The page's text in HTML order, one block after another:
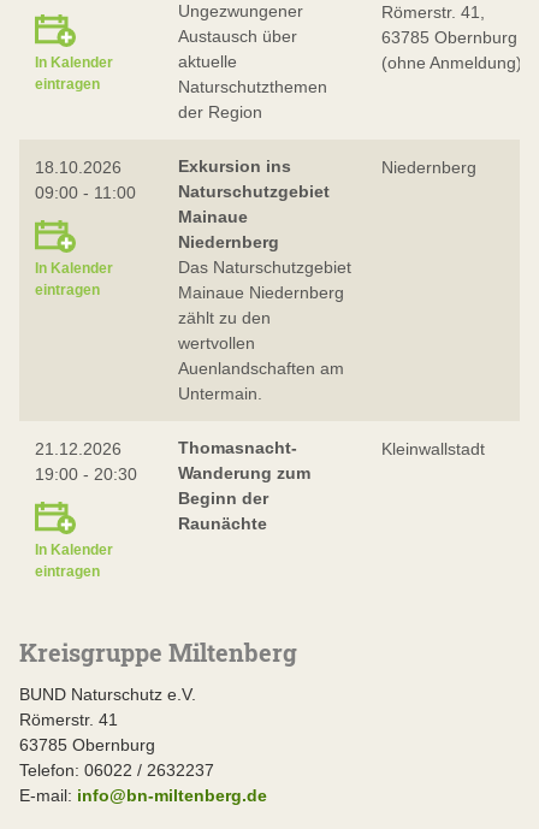
In Kalender
eintragen
Ungezwungener
Austausch über
aktuelle
Naturschutzthemen
der Region
Römerstr. 41,
63785 Obernburg
(ohne Anmeldung)
18.10.2026
09:00 - 11:00
In Kalender
eintragen
Exkursion ins
Naturschutzgebiet
Mainaue
Niedernberg
Das Naturschutzgebiet
Mainaue Niedernberg
zählt zu den
wertvollen
Auenlandschaften am
Untermain.
Niedernberg
21.12.2026
19:00 - 20:30
In Kalender
eintragen
Thomasnacht-
Wanderung zum
Beginn der
Raunächte
Kleinwallstadt
Kreisgruppe Miltenberg
BUND Naturschutz e.V.
Römerstr. 41
63785 Obernburg
Telefon: 06022 / 2632237
E-mail: info@bn-miltenberg.de